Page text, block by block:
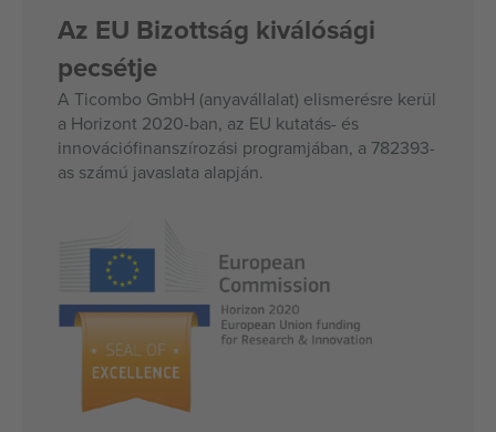
Az EU Bizottság kiválósági
pecsétje
A Ticombo GmbH (anyavállalat) elismerésre kerül
a Horizont 2020-ban, az EU kutatás- és
innovációfinanszírozási programjában, a 782393-
as számú javaslata alapján.